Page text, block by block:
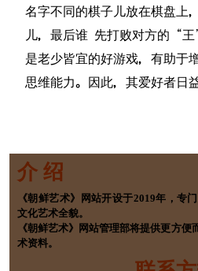
名字不同的棋子儿放在棋盘上
儿，最后谁 先打败对方的“
是老少皆宜的好游戏，有助于
思维能力。因此，其爱好者日
介 绍
《朝鲜艺术》网站开设于2019年，专
文化艺术全貌。
《朝鲜艺术》网站管理部将提供更方
术资料。